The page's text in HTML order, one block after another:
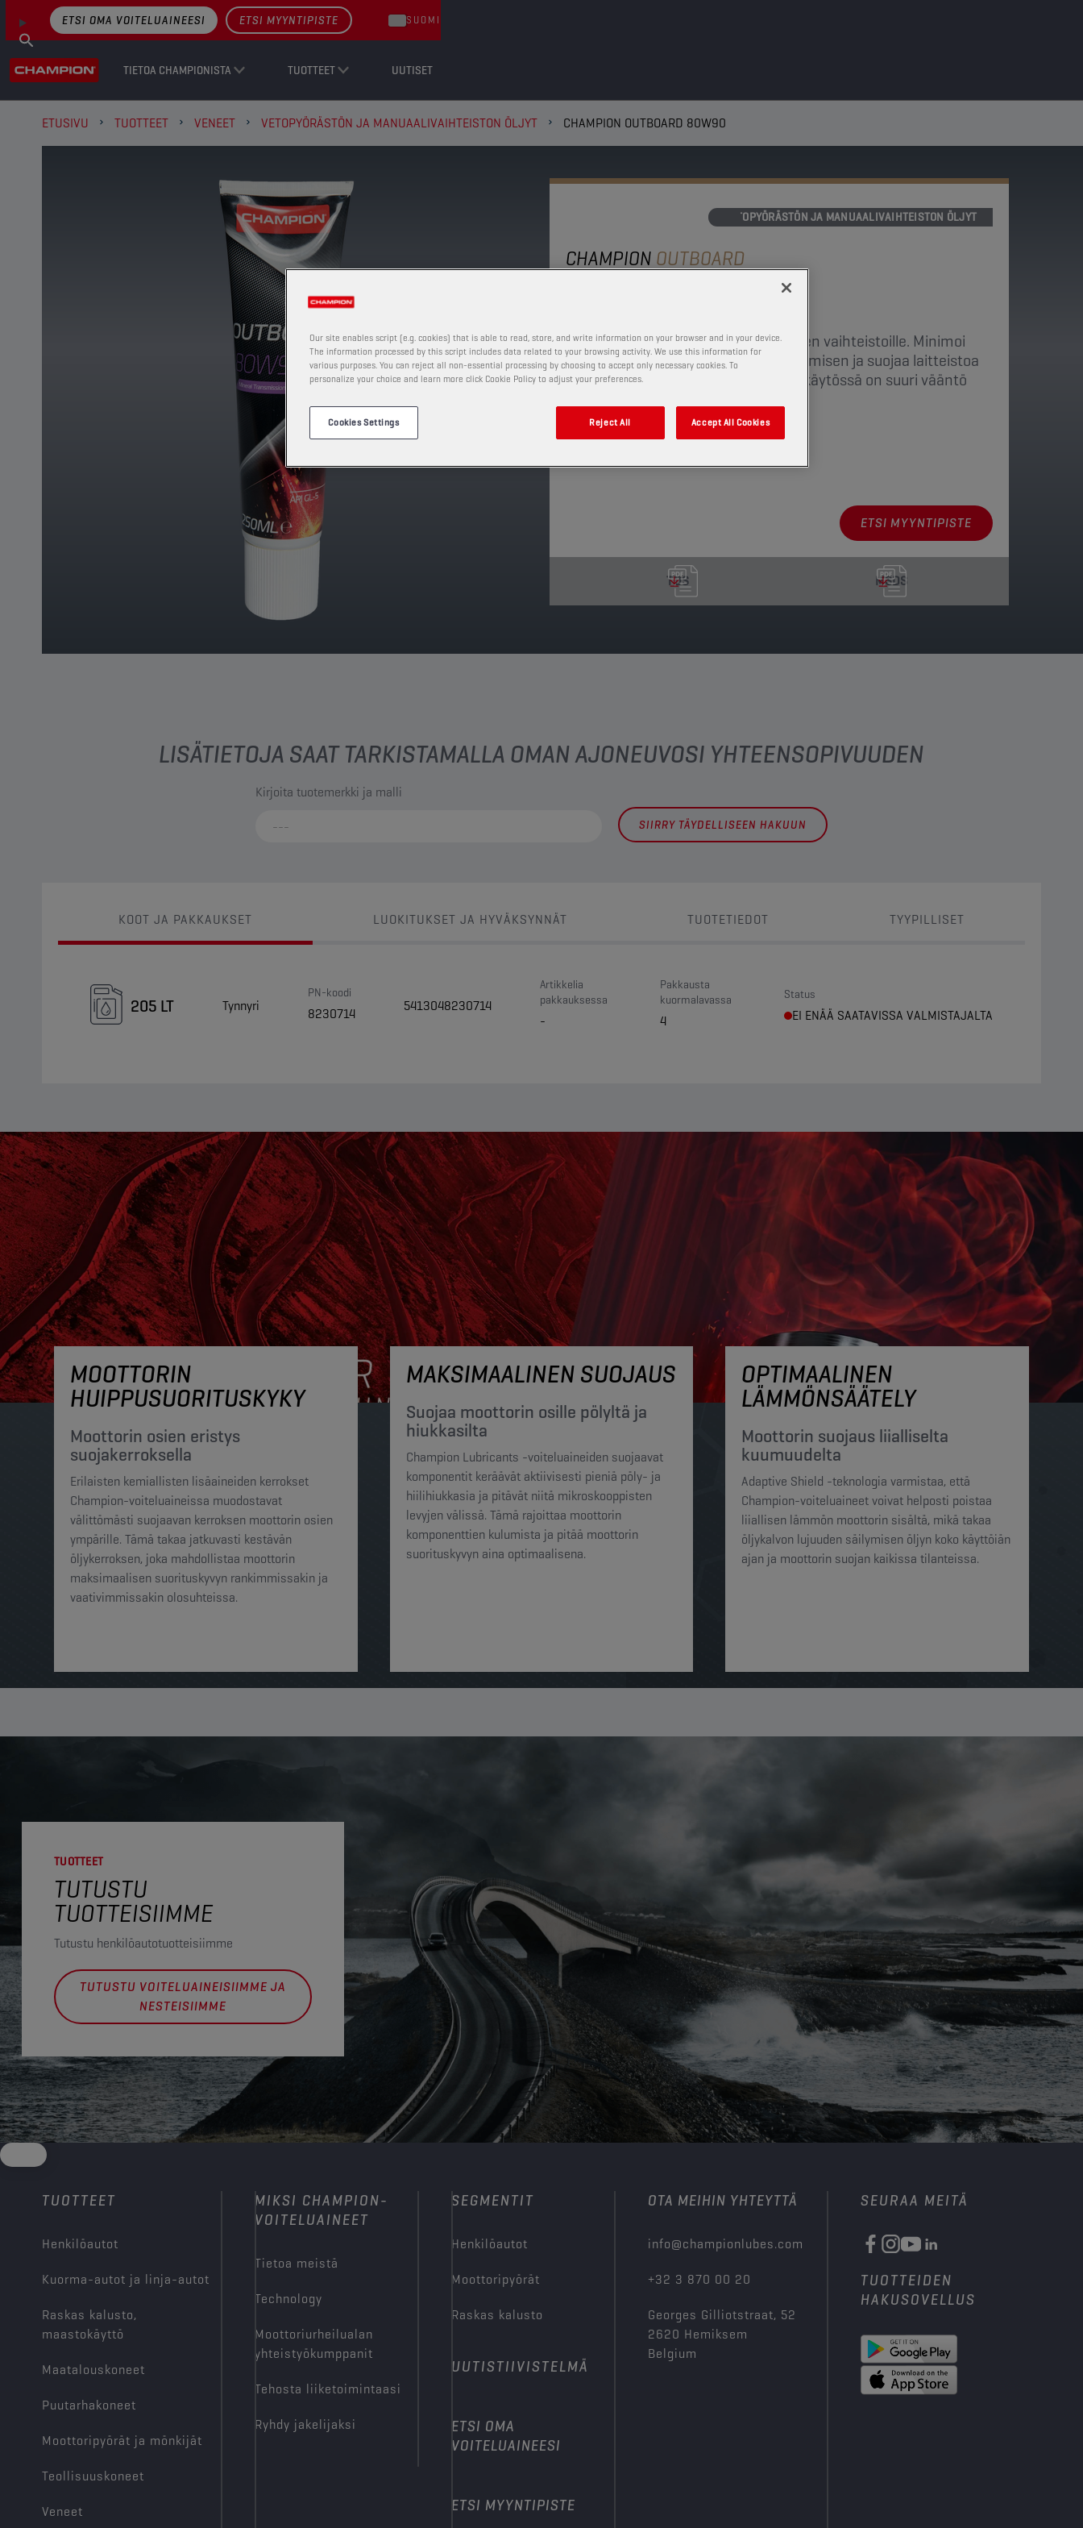
TIETOA CHAMPIONISTA TUOTTEET UUTISET
ETSI OMA VOITELUAINEESI ETSI MYYNTIPISTE SUOMI
ETUSIVU TUOTTEET VENEET VETOPYÖRÄSTÖN JA MANUAALIVAIHTEISTON ÖLJYT CHAMPION OUTBOARD 80W90
VETOPYÖRÄSTÖN JA MANUAALIVAIHTEISTON ÖLJYT
CHAMPION OUTBOARD
Sisäperämoottorien ja perämoottorien vaihteistoille. Minimoi
lietteen ja kuona-aineiden muodostumisen ja suojaa laitteistoa
ruostumiselta. Suojaa vaihteita, kun käytössä on suuri vääntö
TUOTE: 23323
ETSI MYYNTIPISTE
TDS MSDS
LISÄTIETOJA SAAT TARKISTAMALLA OMAN AJONEUVOSI YHTEENSOPIVUUDEN
Kirjoita tuotemerkki ja malli
SIIRRY TÄYDELLISEEN HAKUUN
KOOT JA PAKKAUKSET LUOKITUKSET JA HYVÄKSYNNÄT TUOTETIEDOT TYYPILLISET
205 LT Tynnyri
PN-koodi
8230714 5413048230714
Artikkelia
pakkauksessa
-
Pakkausta
kuormalavassa
4
Status
EI ENÄÄ SAATAVISSA VALMISTAJALTA
MOOTTORIN
HUIPPUSUORITUSKYKY
Moottorin osien eristys
suojakerroksella
Erilaisten kemiallisten lisäaineiden kerrokset
Champion-voiteluaineissa muodostavat
välittömästi suojaavan kerroksen moottorin osien
ympärille. Tämä takaa jatkuvasti kestävän
öljykerroksen, joka mahdollistaa moottorin
maksimaalisen suorituskyvyn rankimmissakin ja
vaativimmissakin olosuhteissa.
MAKSIMAALINEN SUOJAUS
Suojaa moottorin osille pölyltä ja
hiukkasilta
Champion Lubricants -voiteluaineiden suojaavat
komponentit keräävät aktiivisesti pieniä pöly- ja
hiilihiukkasia ja pitävät niitä mikroskooppisten
levyjen välissä. Tämä rajoittaa moottorin
komponenttien kulumista ja pitää moottorin
suorituskyvyn aina optimaalisena.
OPTIMAALINEN
LÄMMÖNSÄÄTELY
Moottorin suojaus liialliselta
kuumuudelta​​
Adaptive Shield -teknologia varmistaa, että
Champion-voiteluaineet voivat helposti poistaa
liiallisen lämmön moottorin sisältä, mikä takaa
öljykalvon lujuuden säilymisen öljyn koko käyttöiän
ajan ja moottorin suojan kaikissa tilanteissa.
TUOTTEET
TUTUSTU
TUOTTEISIIMME
Tutustu henkilöautotuotteisiimme
TUTUSTU VOITELUAINEISIIMME JA
NESTEISIIMME
TUOTTEET
Henkilöautot
Kuorma-autot ja linja-autot
Raskas kalusto,
maastokäyttö
Maatalouskoneet
Puutarhakoneet
Moottoripyörät ja mönkijät
Teollisuuskoneet
Veneet
MIKSI CHAMPION-
VOITELUAINEET
Tietoa meistä
Technology
Moottoriurheilualan
yhteistyökumppanit
Tehosta liiketoimintaasi
Ryhdy jakelijaksi
SEGMENTIT
Henkilöautot
Moottoripyörät
Raskas kalusto
UUTISTIIVISTELMÄ
ETSI OMA
VOITELUAINEESI
ETSI MYYNTIPISTE
OTA MEIHIN YHTEYTTÄ
info@championlubes.com
+32 3 870 00 20
Georges Gilliotstraat, 52
2620 Hemiksem
Belgium
SEURAA MEITÄ
TUOTTEIDEN
HAKUSOVELLUS
Our site enables script (e.g. cookies) that is able to read, store, and write information on your browser and in your device.
The information processed by this script includes data related to your browsing activity. We use this information for
various purposes. You can reject all non-essential processing by choosing to accept only necessary cookies. To
personalize your choice and learn more click Cookie Policy to adjust your preferences.
Cookies Settings Reject All Accept All Cookies